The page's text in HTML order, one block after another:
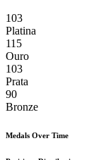
103
Platina
115
Ouro
103
Prata
90
Bronze
Medals Over Time